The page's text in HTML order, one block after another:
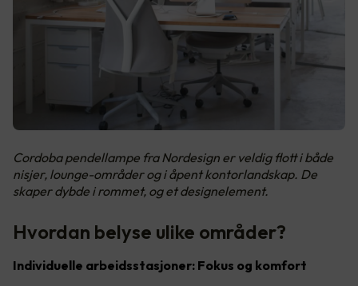
Cordoba pendellampe fra Nordesign er veldig flott i både
nisjer, lounge-områder og i åpent kontorlandskap. De
skaper dybde i rommet, og et designelement.
Hvordan belyse ulike områder?
Individuelle arbeidsstasjoner: Fokus og komfort